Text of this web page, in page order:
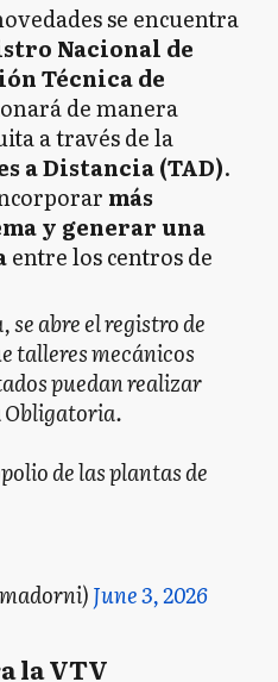
se encuentra
Nacional de
Técnica de
de manera
a través de la
a Distancia (TAD).
más
y generar una
entre los centros de
abre el registro de
talleres mecánicos
puedan realizar
Obligatoria.
de las plantas de
June 3, 2026
la VTV